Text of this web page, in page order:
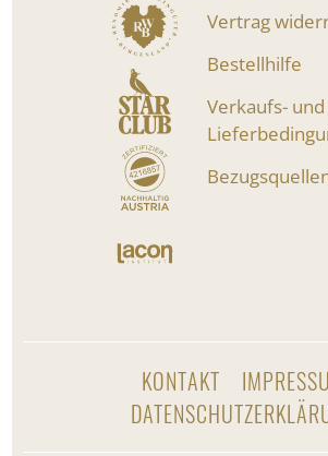
Vertrag
Bestellhilfe
Verkaufs- und
KONTAKT